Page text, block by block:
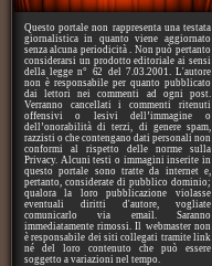
Questo portale non rappresenta una testata
giornalistica in quanto viene aggiornato
senza alcuna periodicità . Non può pertanto
considerarsi un prodotto editoriale ai sensi
della legge n° 62 del 7.03.2001. L'autore
non è responsabile per quanto pubblicato
dai lettori nei commenti ad ogni post.
Verranno cancellati i commenti ritenuti
offensivi o lesivi dell’immagine o
dell’onorabilità di terzi, di genere spam,
razzisti o che contengano dati personali non
conformi al rispetto delle norme sulla
Privacy. Alcuni testi o immagini inserite in
questo portale sono tratte da internet e,
pertanto, considerate di pubblico dominio;
qualora la loro pubblicazione violasse
eventuali diritti d'autore, vogliate
comunicarlo via email. Saranno
immediatamente rimossi. Il webmaster non
è responsabile dei siti collegati tramite link
né del loro contenuto che può essere
soggetto a variazioni nel tempo.